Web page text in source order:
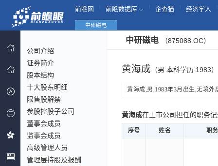
前瞻网 前瞻数据库 企查猫 经济学人
中研磁电
公司介绍
证券简介
股本结构
十大股东明细
限售股解禁
参股控股子公司
董事会成员
监事会成员
高级管理人员
管理层持股及报酬
中研磁电 （875088.OC）
黄海成 （男 本科学历 1983）
黄海成,男,1983年3月出生,无境
黄海成在上市公司担任的职务
序号 姓名 职务